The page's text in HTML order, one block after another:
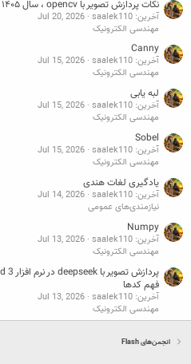
نکات پردازش تصویر با opencv ، سال ۱۴۰۵
آخرین: saalek110
Jul 20, 2026
مهندسی الکترونیک
Canny
آخرین: saalek110
Jul 15, 2026
مهندسی الکترونیک
لبه یابی
آخرین: saalek110
Jul 15, 2026
مهندسی الکترونیک
Sobel
آخرین: saalek110
Jul 15, 2026
مهندسی الکترونیک
یادگیری لغات هندی
آخرین: saalek110
Jul 14, 2026
نیازمندی‌های عمومی
Numpy
آخرین: saalek110
Jul 13, 2026
مهندسی الکترونیک
فهم کدها
آخرین: saalek110
Jul 13, 2026
مهندسی الکترونیک
انجمن‌های Flash